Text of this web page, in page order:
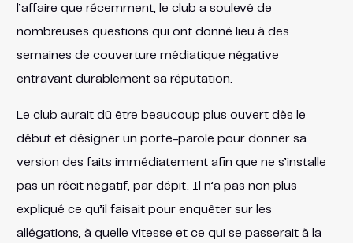
l’affaire que récemment, le club a soulevé de
nombreuses questions qui ont donné lieu à des
semaines de couverture médiatique négative
entravant durablement sa réputation.
Le club aurait dû être beaucoup plus ouvert dès le
début et désigner un porte-parole pour donner sa
version des faits immédiatement afin que ne s’installe
pas un récit négatif, par dépit. Il n’a pas non plus
expliqué ce qu’il faisait pour enquêter sur les
allégations, à quelle vitesse et ce qui se passerait à la